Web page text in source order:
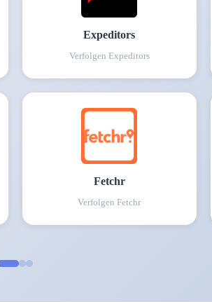
Expeditors
Verfolgen Expeditors
Fetchr
Verfolgen Fetchr